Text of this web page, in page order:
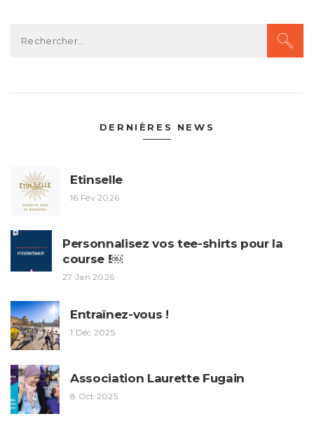
DERNIÈRES NEWS
Etinselle
16 Fév 2026
Personnalisez vos tee-shirts pour la
course !￼
27 Jan 2026
Entraînez-vous !
1 Déc 2025
Association Laurette Fugain
8 Oct 2025